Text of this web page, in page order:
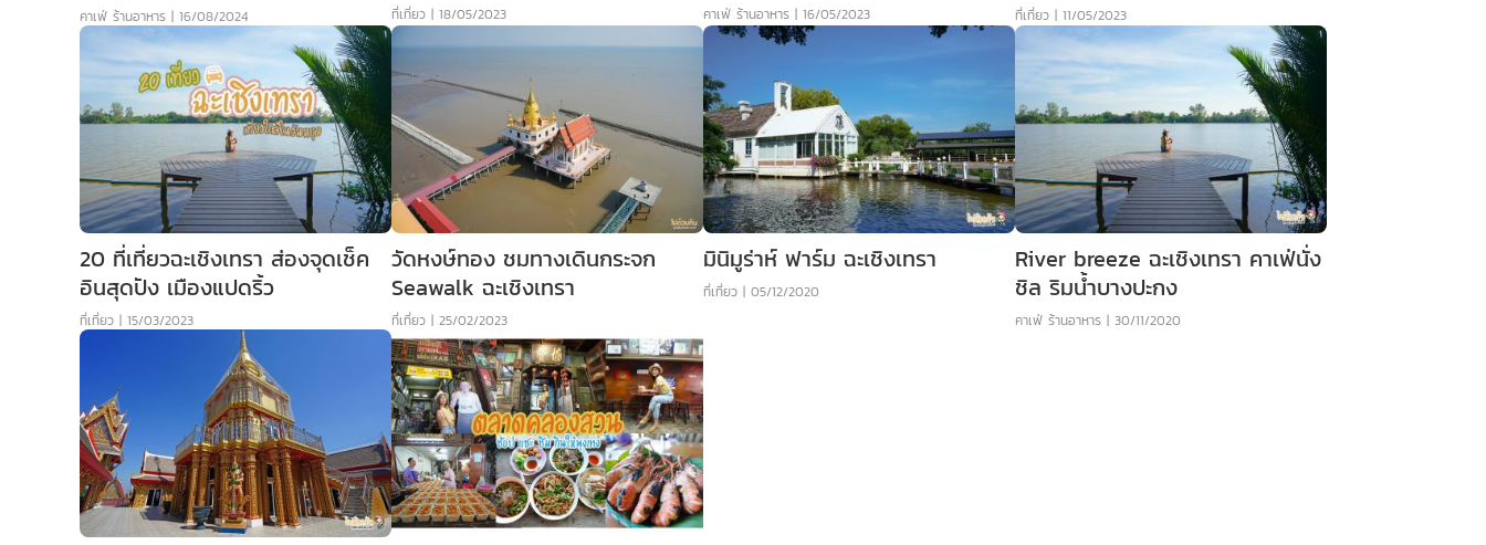
คาเฟ่ ร้านอาหาร | 16/08/2024 ที่เที่ยว | 18/05/2023 คาเฟ่ ร้านอาหาร | 16/05/2023 ที่เที่ยว | 11/05/2023
20 ที่เที่ยวฉะเชิงเทรา ส่องจุดเช็ค
อินสุดปัง เมืองแปดริ้ว
ที่เที่ยว | 15/03/2023
วัดหงษ์ทอง ชมทางเดินกระจก
Seawalk ฉะเชิงเทรา
ที่เที่ยว | 25/02/2023
มินิมูร่าห์ ฟาร์ม ฉะเชิงเทรา
ที่เที่ยว | 05/12/2020
River breeze ฉะเชิงเทรา คาเฟ่นั่ง
ชิล ริมน้ำบางปะกง
คาเฟ่ ร้านอาหาร | 30/11/2020